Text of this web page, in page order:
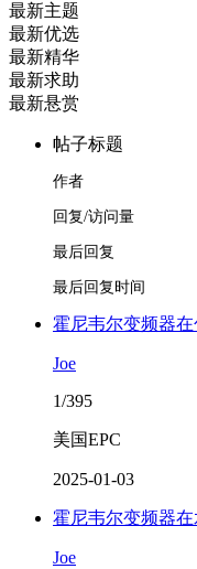
最新主题
最新优选
最新精华
最新求助
最新悬赏
帖子标题
作者
回复/访问量
最后回复
最后回复时间
霍尼韦尔变频器
Joe
1/395
美国EPC
2025-01-03
霍尼韦尔变频器
Joe